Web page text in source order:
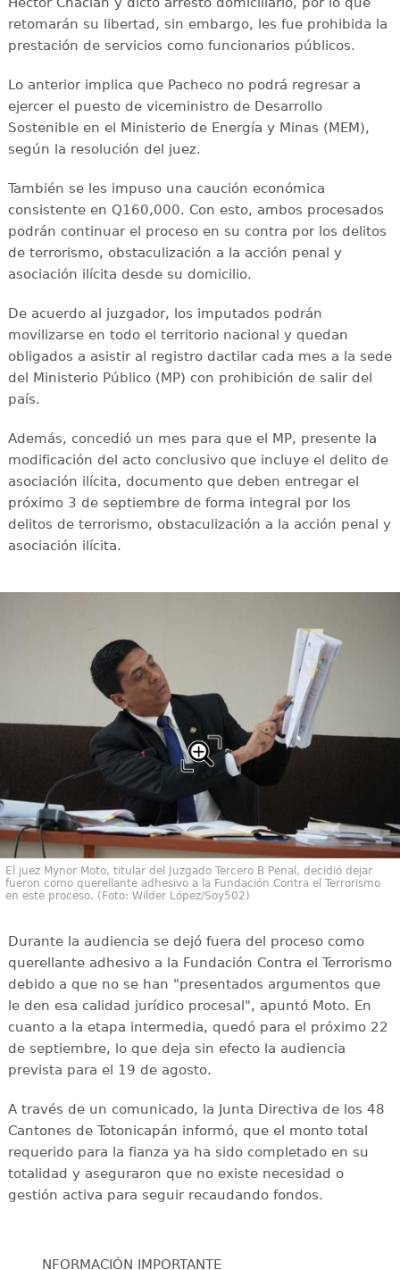
retomarán su libertad, sin embargo, les fue prohibida la
prestación de servicios como funcionarios públicos.
Lo anterior implica que Pacheco no podrá regresar a
ejercer el puesto de viceministro de Desarrollo
Sostenible en el Ministerio de Energía y Minas (MEM),
según la resolución del juez.
También se les impuso una caución económica
consistente en Q160,000. Con esto, ambos procesados
podrán continuar el proceso en su contra por los delitos
de terrorismo, obstaculización a la acción penal y
asociación ilícita desde su domicilio.
De acuerdo al juzgador, los imputados podrán
movilizarse en todo el territorio nacional y quedan
obligados a asistir al registro dactilar cada mes a la sede
del Ministerio Público (MP) con prohibición de salir del
país.
Además, concedió un mes para que el MP, presente la
modificación del acto conclusivo que incluye el delito de
asociación ilícita, documento que deben entregar el
próximo 3 de septiembre de forma integral por los
delitos de terrorismo, obstaculización a la acción penal y
asociación ilícita.
El juez Mynor Moto, titular del Juzgado Tercero B Penal, decidió dejar
fueron como querellante adhesivo a la Fundación Contra el Terrorismo
en este proceso. (Foto: Wilder López/Soy502)
Durante la audiencia se dejó fuera del proceso como
querellante adhesivo a la Fundación Contra el Terrorismo
debido a que no se han "presentados argumentos que
le den esa calidad jurídico procesal", apuntó Moto. En
cuanto a la etapa intermedia, quedó para el próximo 22
de septiembre, lo que deja sin efecto la audiencia
prevista para el 19 de agosto.
A través de un comunicado, la Junta Directiva de los 48
Cantones de Totonicapán informó, que el monto total
requerido para la fianza ya ha sido completado en su
totalidad y aseguraron que no existe necesidad o
gestión activa para seguir recaudando fondos.
NFORMACIÓN IMPORTANTE